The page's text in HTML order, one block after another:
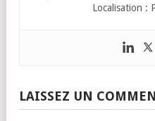
Localisation :
LAISSEZ UN